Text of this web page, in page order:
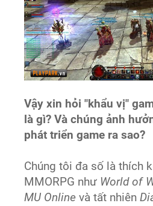
Vậy xin hỏi "khẩu vị"
là gì? Và chúng ảnh
phát triển game ra sao?
Chúng tôi đa số là thích
MMORPG như World of
MU Onlinevà tất nhiên